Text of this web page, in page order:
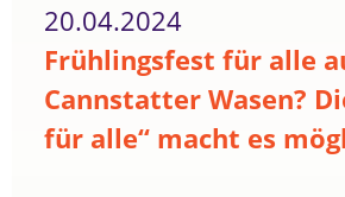
20.04.2024
Frühlingsfest für alle
Cannstatter Wasen?
für alle“ macht es